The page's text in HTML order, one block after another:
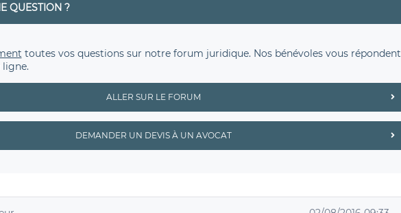
QUESTION ?
toutes vos questions sur notre forum juridique. Nos bénévoles vous répondent
ALLER SUR LE FORUM
DEMANDER UN DEVIS À UN AVOCAT